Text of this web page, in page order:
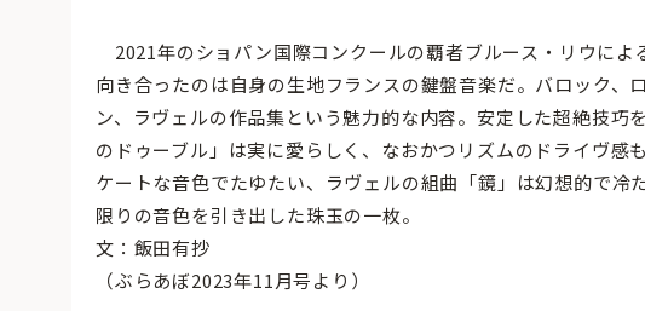
2021年のショパン国際コンクールの覇者ブルース・リウに
向き合ったのは自身の生地フランスの鍵盤音楽だ。バロック、
ン、ラヴェルの作品集という魅力的な内容。安定した超絶技巧
のドゥーブル」は実に愛らしく、なおかつリズムのドライヴ感
ケートな音色でたゆたい、ラヴェルの組曲「鏡」は幻想的で冷
限りの音色を引き出した珠玉の一枚。
文：飯田有抄
（ぶらあぼ2023年11月号より）